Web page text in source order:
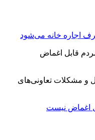
و مشکلات تعاونی‌های
اغماض نیست